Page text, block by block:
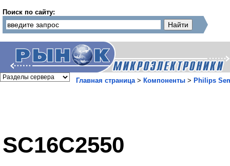
Поиск по сайту:
Главная страница> Компоненты > Philips
SC16C2550